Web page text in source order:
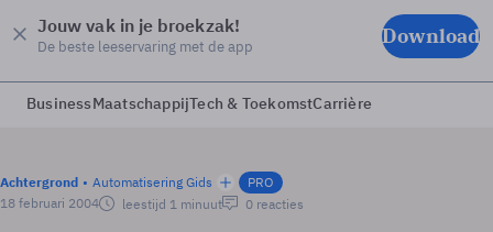
Jouw vak in je broekzak!
De beste leeservaring met de app Download
BusinessMaatschappijTech & ToekomstCarrière
Achtergrond Automatisering Gids
PRO
18 februari 2004
leestijd 1 minuut 0 reacties